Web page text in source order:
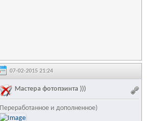
07-02-2015 21:24
Мастера фотопэинта )))
Переработанное и дополненное)